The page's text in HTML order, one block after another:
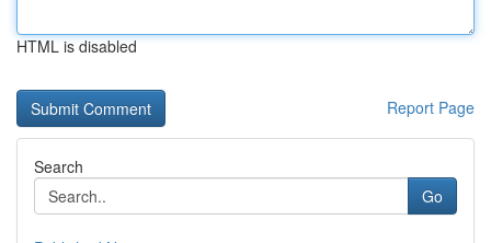
HTML is disabled
Report Page
Search
Go